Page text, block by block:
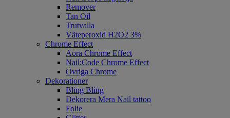
Remover
Tan Oil
Trutvalla
Väteperoxid H2O2 3%
Chrome Effect
Aora Chrome Effect
Nail:Code Chrome Effect
Övriga Chrome
Dekorationer
Bling Bling
Dekorera Mera Nail tattoo
Folie